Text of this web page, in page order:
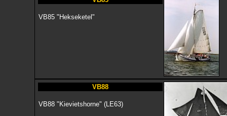
VB85 "Hekseketel"
VB88
VB88 "Kievietshorne" (LE63)